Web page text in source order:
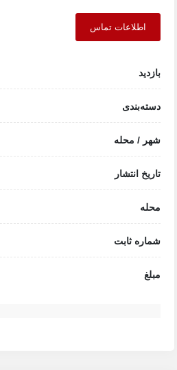
اطلاعات تماس
بازدید
دسته‌بندی
شهر / محله
تاریخ انتشار
محله
شماره ثابت
مبلغ